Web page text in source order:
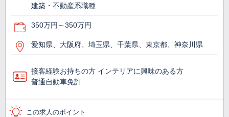
建築・不動産系職種
350万円～350万円
愛知県、大阪府、埼玉県、千葉県、東京都、神奈川県
接客経験お持ちの方 インテリアに興味のある方
普通自動車免許
この求人のポイント